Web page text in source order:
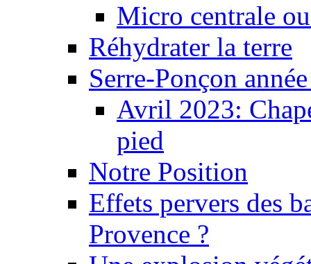
Micro centrale
Réhydrater la terre
Serre-Ponçon
Avril 2023:
pied
Notre Position
Effets pervers des
Provence ?